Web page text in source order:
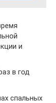
и
в год
спальных